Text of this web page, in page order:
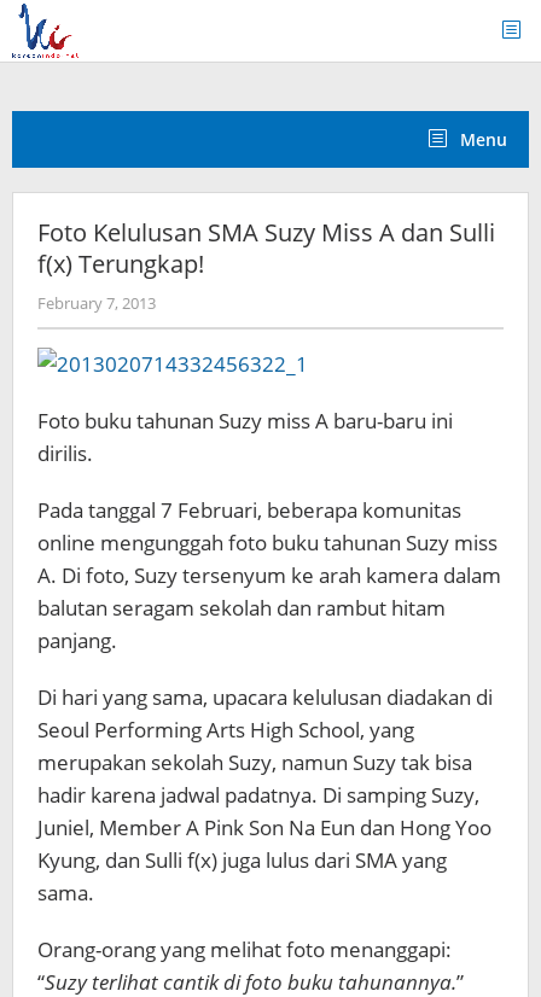
Skip
content
Menu
Foto Kelulusan SMA Suzy Miss A dan Sulli
f(x) Terungkap!
February 7, 2013by
Koreanindo
Foto buku tahunan Suzy miss A baru-baru ini
dirilis.
Pada tanggal 7 Februari, beberapa komunitas
online mengunggah foto buku tahunan Suzy miss
A. Di foto, Suzy tersenyum ke arah kamera dalam
balutan seragam sekolah dan rambut hitam
panjang.
Di hari yang sama, upacara kelulusan diadakan di
Seoul Performing Arts High School, yang
merupakan sekolah Suzy, namun Suzy tak bisa
hadir karena jadwal padatnya. Di samping Suzy,
Juniel, Member A Pink Son Na Eun dan Hong Yoo
Kyung, dan Sulli f(x) juga lulus dari SMA yang
sama.
Orang-orang yang melihat foto menanggapi:
“Suzy terlihat cantik di foto buku tahunannya.”